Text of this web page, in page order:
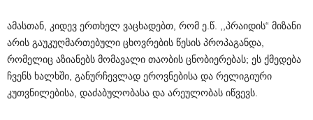
ამასთან, კიდევ ერთხელ ვაცხადებთ, რომ ე.წ. ,,პრაიდის“ მიზანი
არის გაუკუღმართებული ცხოვრების წესის პროპაგანდა,
რომელიც აზიანებს მომავალი თაობის ცნობიერებას; ეს ქმედება
ჩვენს ხალხში, განურჩევლად ეროვნებისა და რელიგიური
კუთვნილებისა, დაძაბულობასა და არეულობას იწვევს.